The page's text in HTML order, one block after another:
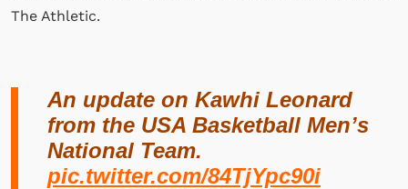
The Athletic.
An update on Kawhi Leonard
from the USA Basketball Men’s
National Team.
pic.twitter.com/84TjYpc90i